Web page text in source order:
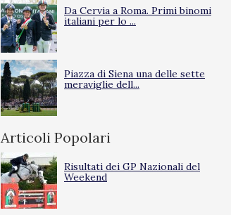
Da Cervia a Roma. Primi binomi
italiani per lo ...
Piazza di Siena una delle sette
meraviglie dell...
Articoli Popolari
Risultati dei GP Nazionali del
Weekend